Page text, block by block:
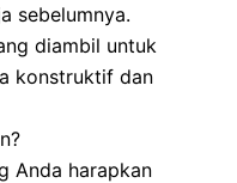
sebelumnya.
diambil untuk
konstruktif dan
Anda harapkan